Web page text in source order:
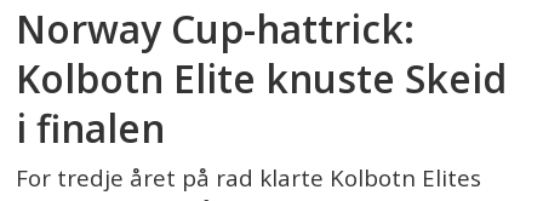
Norway Cup-hattrick:
Kolbotn Elite knuste Skeid
i finalen
For tredje året på rad klarte Kolbotn Elites